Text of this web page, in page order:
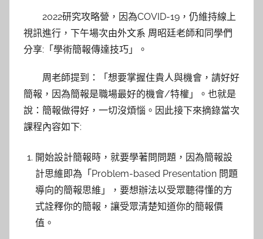
2022研究攻略營，因為COVID-19，仍維持線上
視訊進行，下午場次由外文系 周昭廷老師和同學們
分享:「學術簡報傳達技巧」。
周老師提到：「想要掌握住貴人與機會，請好好
簡報，因為簡報是職場最好的機會/特權」。也就是
說：簡報做得好，一切沒煩惱。因此接下來摘錄當次
課程內容如下:
開始設計簡報時，就要學著問問題，因為簡報設
計思維即為「Problem-based Presentation 問題
導向的簡報思維」，要想辦法以受眾聽得懂的方
式詮釋你的簡報，讓受眾清楚知道你的簡報價
值。